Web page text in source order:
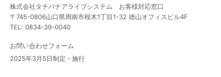
株式会社タチバナアライブシステム お客様対応窓口
〒745-0806山口県周南市桜木1丁目1-32 徳山オフィスビル4F
TEL: 0834-39-0040
お問い合わせフォーム
2025年3月5日制定・施行